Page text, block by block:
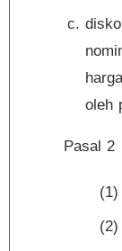
oleh
Pasal 2
(1)
(2)